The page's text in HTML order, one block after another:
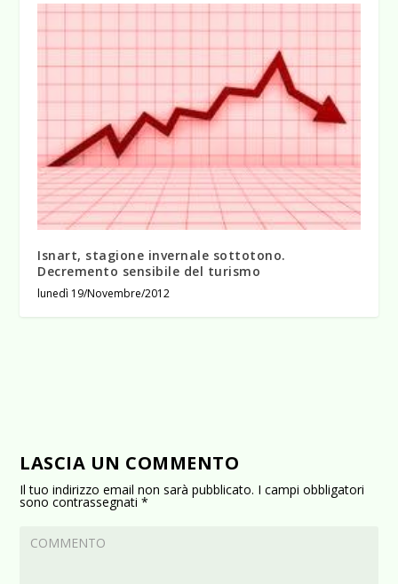
Isnart, stagione invernale sottotono.
Decremento sensibile del turismo
lunedì 19/Novembre/2012
LASCIA UN COMMENTO
Il tuo indirizzo email non sarà pubblicato. I campi obbligatori
sono contrassegnati*